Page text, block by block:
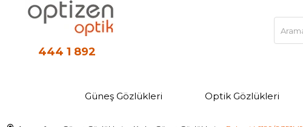
444 1 892
Güneş Gözlükleri Optik Gözlükleri